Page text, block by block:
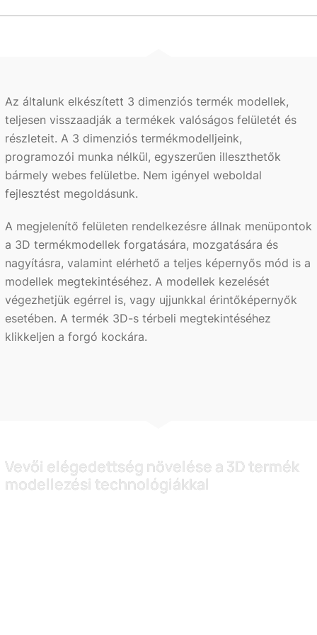
Az általunk elkészített 3 dimenziós termék modellek,
teljesen visszaadják a termékek valóságos felületét és
részleteit. A 3 dimenziós termékmodelljeink,
programozói munka nélkül, egyszerűen illeszthetők
bármely webes felületbe. Nem igényel weboldal
fejlesztést megoldásunk.
A megjelenítő felületen rendelkezésre állnak menüpontok
a 3D termékmodellek forgatására, mozgatására és
nagyításra, valamint elérhető a teljes képernyős mód is a
modellek megtekintéséhez. A modellek kezelését
végezhetjük egérrel is, vagy ujjunkkal érintőképernyők
esetében. A termék 3D-s térbeli megtekintéséhez
klikkeljen a forgó kockára.
Vevői elégedettség növelése a 3D termék
modellezési technológiákkal